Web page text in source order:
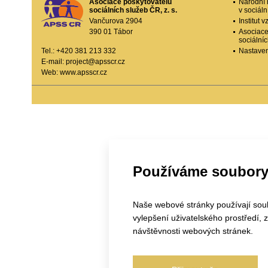
Používáme
Naše webové stránky používají
vylepšení uživatelského prostředí,
návštěvnosti webových stránek.
Asociace poskytovatelů
sociálních služeb ČR, z. s.
Vančurova 2904
390 01 Tábor
Tel.: +420 381 213 332
E-mail: project@apsscr.cz
Web: www.apsscr.cz
Národní
v
Institut